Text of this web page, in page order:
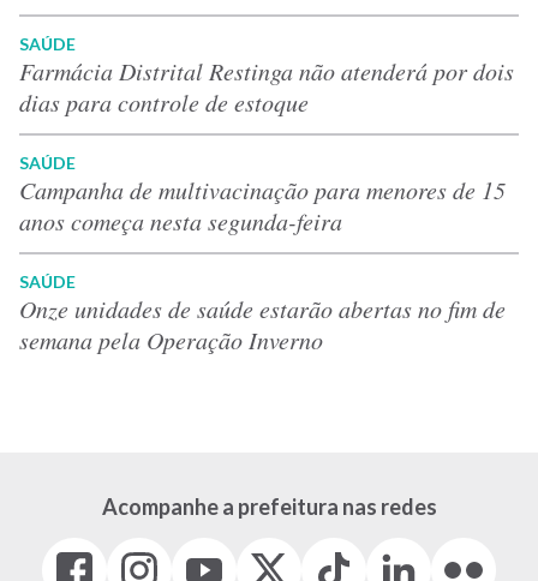
SAÚDE
Farmácia Distrital Restinga não atenderá por dois
dias para controle de estoque
SAÚDE
Campanha de multivacinação para menores de 15
anos começa nesta segunda-feira
SAÚDE
Onze unidades de saúde estarão abertas no fim de
semana pela Operação Inverno
Acompanhe a prefeitura nas redes
FacebookInstagram
Tiktok
LinkedIn